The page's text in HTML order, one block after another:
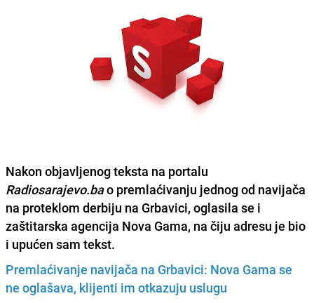
Nakon objavljenog teksta na portalu
Radiosarajevo.bao premlaćivanju jednog od navijača
na proteklom derbiju na Grbavici, oglasila se i
zaštitarska agencija Nova Gama, na čiju adresu je bio
i upućen sam tekst.
Premlaćivanje navijača na Grbavici: Nova Gama se
ne oglašava, klijenti im otkazuju uslugu